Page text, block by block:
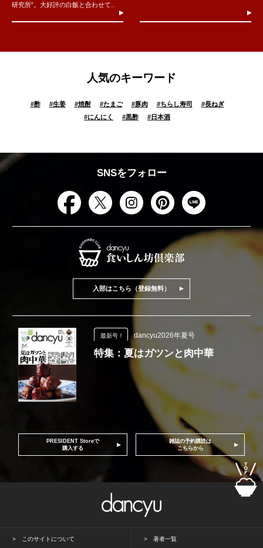
研究所”。大好評の白飯と合わせて..
人気のキーワード
#酢 #生姜 #焼酎 #たまご #豚肉 #ちらし寿司 #長ねぎ
#にんにく #黒酢 #日本酒
SNSをフォロー
入部はこちら（登録無料）
最新号！ dancyu2026年夏号
特集：夏はガツンと肉中華
PRESIDENT Storeで
購入する
雑誌の予約購読は
こちらから
このサイトについて 著者一覧